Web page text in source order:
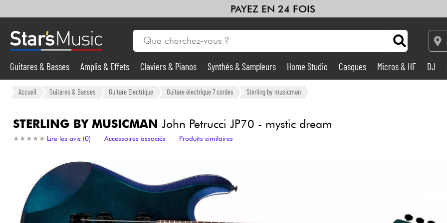
PAYEZ EN 24 FOIS
Guitares & Basses Amplis & Effets
Synthés & Sampleurs Home Studio
Micros & HF
Eclairage
Violons & Quatuor
Guitares & Basses Amplis & Effets Claviers & Pianos Synthés & Sampleurs Home Studio Casques Micros & HF DJ
Accueil Guitares & Basses Guitare Electrique Guitare électrique 7 cordes Sterling by musicman
STERLING BY MUSICMAN John Petrucci JP70 - mystic dream
★ ★ ★ ★ ★
★ ★ ★ ★ ★ Lire les avis (0) Accessoires associés Produits similaires